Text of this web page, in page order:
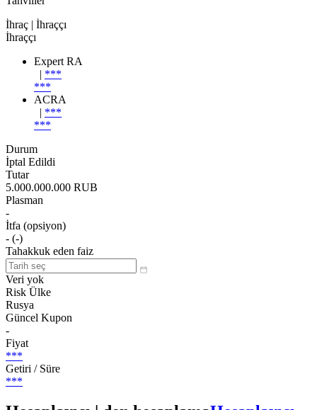
İhraç | İhraççı
İhraççı
Expert RA
| ***
***
ACRA
| ***
***
Durum
İptal Edildi
Tutar
5.000.000.000 RUB
Plasman
-
İtfa (opsiyon)
- (-)
Tahakkuk eden faiz
Veri yok
Risk Ülke
Rusya
Güncel Kupon
-
Fiyat
***
Getiri / Süre
***